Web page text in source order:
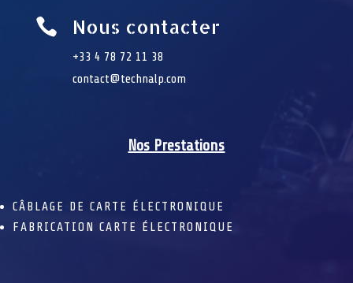
 Nous contacter
+33 4 78 72 11 38
contact@technalp.com
Nos Prestations
CÂBLAGE DE CARTE ÉLECTRONIQUE
FABRICATION CARTE ÉLECTRONIQUE